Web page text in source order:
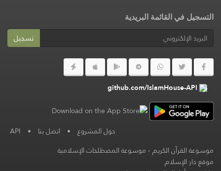
التسجيل في القائمة البريدية
تسجيل
github.com/IslamHouse-API
حول المشروع • اتصل بنا •
API
موسوعة القرآن الكريم-موسوعة المصطلحات الإسلامية
موقع دار الإسلام